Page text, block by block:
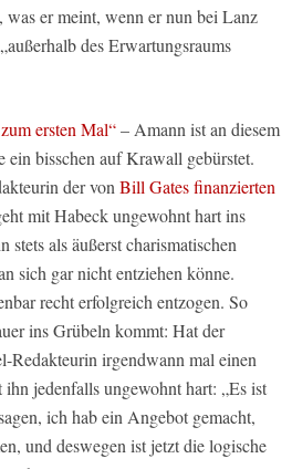
was er meint, wenn er nun bei Lanz
des Erwartungsraums
ersten Mal“– Amann ist an diesem
ein bisschen auf Krawall gebürstet.
der von Bill Gates finanzierten
mit Habeck ungewohnt hart ins
stets als äußerst charismatischen
sich gar nicht entziehen könne.
recht erfolgreich entzogen. So
ins Grübeln kommt: Hat der
Redakteurin irgendwann mal einen
jedenfalls ungewohnt hart: „Es ist
ich hab ein Angebot gemacht,
und deswegen ist jetzt die logische